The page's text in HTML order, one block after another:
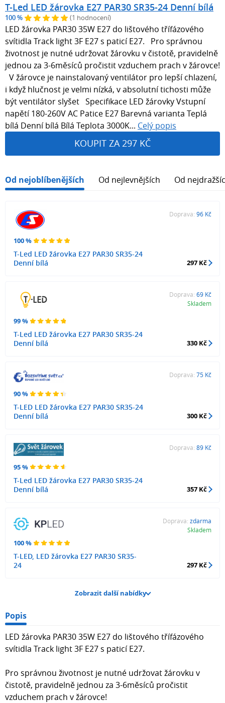
T-Led LED žárovka E27 PAR30 SR35-24 Denní bílá
100 % (1 hodnocení)
LED žárovka PAR30 35W E27 do lištového třífázového
svítidla Track light 3F E27 s paticí E27. Pro správnou
životnost je nutné udržovat žárovku v čistotě, pravidelně
jednou za 3-6měsíců pročistit vzduchem prach v žárovce!
V žárovce je nainstalovaný ventilátor pro lepší chlazení,
i když hlučnost je velmi nízká, v absolutní tichosti může
být ventilátor slyšet Specifikace LED žárovky Vstupní
napětí 180-260V AC Patice E27 Barevná varianta Teplá
bílá Denní bílá Bílá Teplota 3000K... Celý popis
KOUPIT ZA 297 KČ
Od nejoblíbenějších Od nejlevnějších Od
100 %
T-Led LED žárovka E27 PAR30 SR35-24
Denní bílá
Doprava: 96 Kč
297 Kč
99 %
T-Led LED žárovka E27 PAR30 SR35-24
Denní bílá
Doprava: 69 Kč
Skladem
330 Kč
90 %
T-LED LED žárovka E27 PAR30 SR35-24
Denní bílá
Doprava: 75 Kč
300 Kč
95 %
T-Led LED žárovka E27 PAR30 SR35-24
Denní bílá
Doprava: 89 Kč
357 Kč
100 %
T-LED, LED žárovka E27 PAR30 SR35-
24
Doprava: zdarma
Skladem
297 Kč
Zobrazit další nabídky
Popis
LED žárovka PAR30 35W E27 do lištového třífázového
svítidla Track light 3F E27 s paticí E27.
Pro správnou životnost je nutné udržovat žárovku v
čistotě, pravidelně jednou za 3-6měsíců pročistit
vzduchem prach v žárovce!